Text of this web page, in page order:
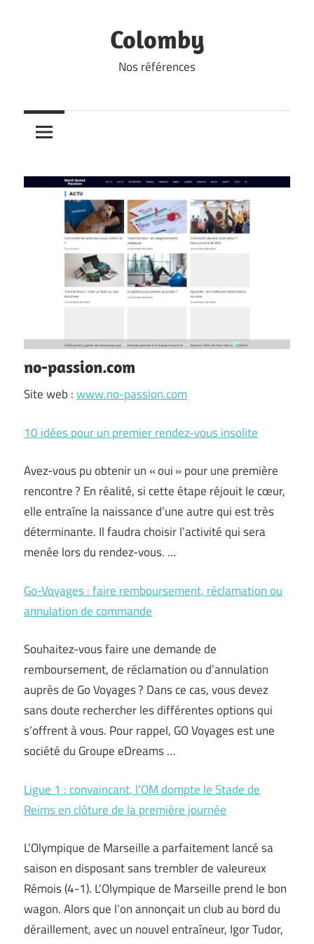
Colomby
Nos références
no-passion.com
Site web :www.no-passion.com
10 idées pour un premier rendez-vous insolite
Avez-vous pu obtenir un « oui » pour une première
rencontre ? En réalité, si cette étape réjouit le cœur,
elle entraîne la naissance d’une autre qui est très
déterminante. Il faudra choisir l’activité qui sera
menée lors du rendez-vous. …
Go-Voyages : faire remboursement, réclamation ou
annulation de commande
Souhaitez-vous faire une demande de
remboursement, de réclamation ou d’annulation
auprès de Go Voyages ? Dans ce cas, vous devez
sans doute rechercher les différentes options qui
s’offrent à vous. Pour rappel, GO Voyages est une
société du Groupe eDreams …
Ligue 1 : convaincant, l’OM dompte le Stade de
Reims en clôture de la première journée
L’Olympique de Marseille a parfaitement lancé sa
saison en disposant sans trembler de valeureux
Rémois (4-1). L’Olympique de Marseille prend le bon
wagon. Alors que l’on annonçait un club au bord du
déraillement, avec un nouvel entraîneur, Igor Tudor,